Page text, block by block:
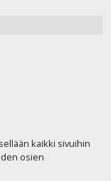
kaikki sivuihin
osien